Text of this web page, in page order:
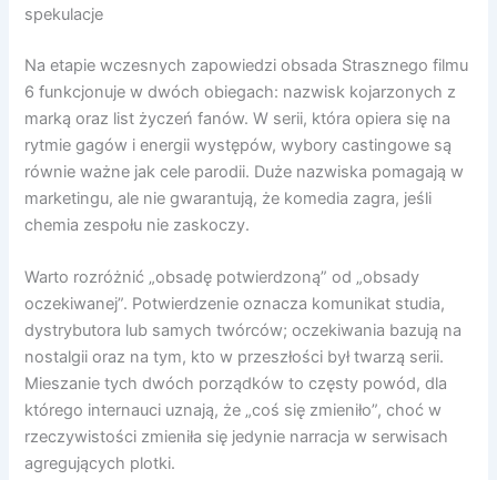
spekulacje
Na etapie wczesnych zapowiedzi obsada Strasznego filmu
6 funkcjonuje w dwóch obiegach: nazwisk kojarzonych z
marką oraz list życzeń fanów. W serii, która opiera się na
rytmie gagów i energii występów, wybory castingowe są
równie ważne jak cele parodii. Duże nazwiska pomagają w
marketingu, ale nie gwarantują, że komedia zagra, jeśli
chemia zespołu nie zaskoczy.
Warto rozróżnić „obsadę potwierdzoną” od „obsady
oczekiwanej”. Potwierdzenie oznacza komunikat studia,
dystrybutora lub samych twórców; oczekiwania bazują na
nostalgii oraz na tym, kto w przeszłości był twarzą serii.
Mieszanie tych dwóch porządków to częsty powód, dla
którego internauci uznają, że „coś się zmieniło”, choć w
rzeczywistości zmieniła się jedynie narracja w serwisach
agregujących plotki.